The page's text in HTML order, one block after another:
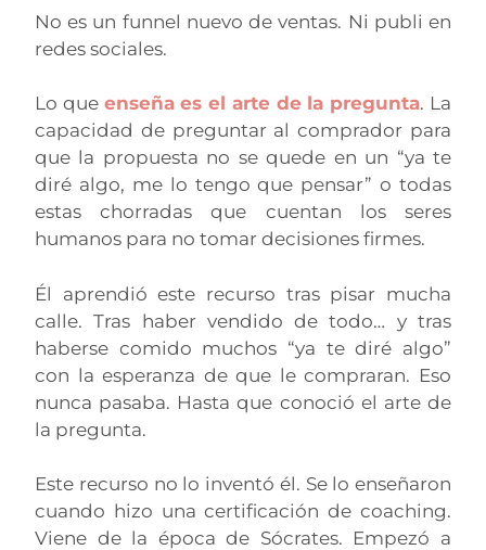
No es un funnel nuevo de ventas. Ni publi en
redes sociales.
Lo que enseña es el arte de la pregunta. La
capacidad de preguntar al comprador para
que la propuesta no se quede en un “ya te
diré algo, me lo tengo que pensar” o todas
estas chorradas que cuentan los seres
humanos para no tomar decisiones firmes.
Él aprendió este recurso tras pisar mucha
calle. Tras haber vendido de todo… y tras
haberse comido muchos “ya te diré algo”
con la esperanza de que le compraran. Eso
nunca pasaba. Hasta que conoció el arte de
la pregunta.
Este recurso no lo inventó él. Se lo enseñaron
cuando hizo una certificación de coaching.
Viene de la época de Sócrates. Empezó a